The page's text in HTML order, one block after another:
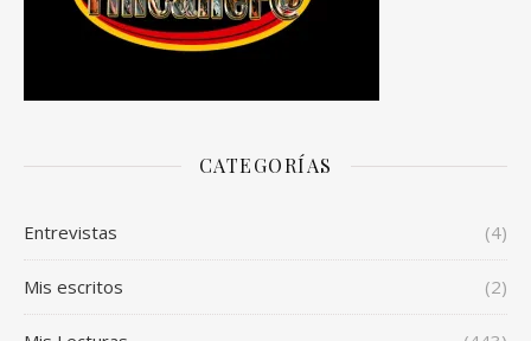
CATEGORÍAS
Entrevistas (4)
Mis escritos (2)